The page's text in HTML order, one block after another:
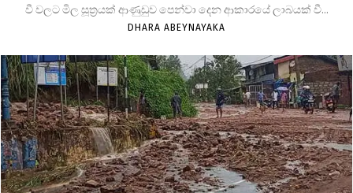
වී වලට මිල සූත්‍රයක් ආණුඩුව පෙන්වා දෙන ආකාරයේ ලාබයක් වී...
DHARA ABEYNAYAKA